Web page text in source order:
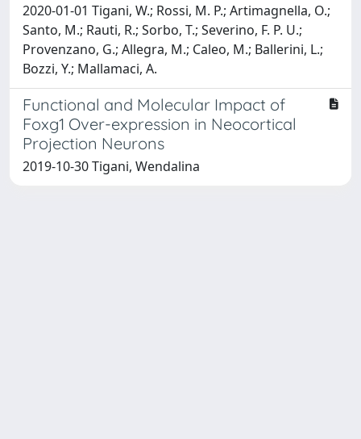
2020-01-01 Tigani, W.; Rossi, M. P.; Artimagnella, O.;
Santo, M.; Rauti, R.; Sorbo, T.; Severino, F. P. U.;
Provenzano, G.; Allegra, M.; Caleo, M.; Ballerini, L.;
Bozzi, Y.; Mallamaci, A.
Functional and Molecular Impact of
Foxg1 Over-expression in Neocortical
Projection Neurons
2019-10-30 Tigani, Wendalina